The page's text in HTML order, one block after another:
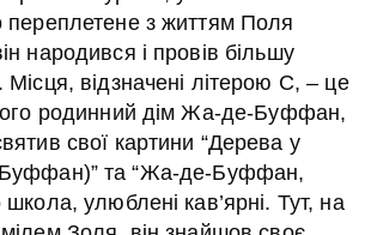
переплетене з життям Поля
народився і провів більшу
Місця, відзначені літерою С, – це
родинний дім Жа-де-Буффан,
свої картини “Дерева у
та “Жа-де-Буффан,
школа, улюблені кав’ярні. Тут, на